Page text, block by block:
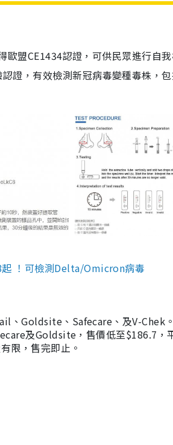
盟CE1434認證，可供民眾進行自
證，有效檢測新冠病毒變種毒株，
起 ！可檢測Delta/Omicron病毒
、Goldsite、Safecare、及V-Chek
及Goldsite，售價低至$186.7，
限，售完即止。